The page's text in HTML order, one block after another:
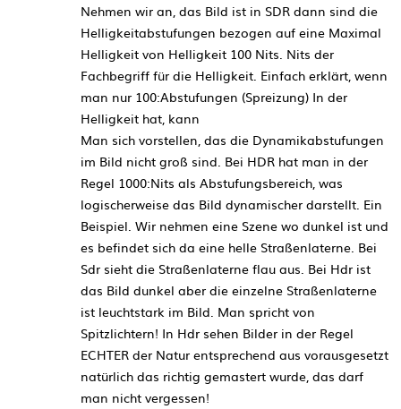
Nehmen wir an, das Bild ist in SDR dann sind die
Helligkeitabstufungen bezogen auf eine Maximal
Helligkeit von Helligkeit 100 Nits. Nits der
Fachbegriff für die Helligkeit. Einfach erklärt, wenn
man nur 100:Abstufungen (Spreizung) In der
Helligkeit hat, kann
Man sich vorstellen, das die Dynamikabstufungen
im Bild nicht groß sind. Bei HDR hat man in der
Regel 1000:Nits als Abstufungsbereich, was
logischerweise das Bild dynamischer darstellt. Ein
Beispiel. Wir nehmen eine Szene wo dunkel ist und
es befindet sich da eine helle Straßenlaterne. Bei
Sdr sieht die Straßenlaterne flau aus. Bei Hdr ist
das Bild dunkel aber die einzelne Straßenlaterne
ist leuchtstark im Bild. Man spricht von
Spitzlichtern! In Hdr sehen Bilder in der Regel
ECHTER der Natur entsprechend aus vorausgesetzt
natürlich das richtig gemastert wurde, das darf
man nicht vergessen!